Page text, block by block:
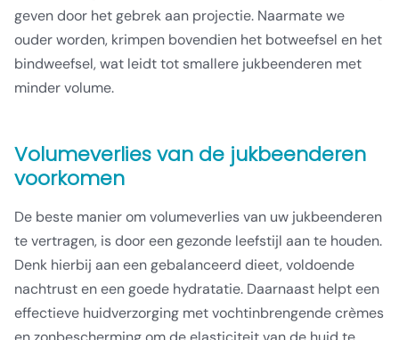
geven door het gebrek aan projectie. Naarmate we
ouder worden, krimpen bovendien het botweefsel en het
bindweefsel, wat leidt tot smallere jukbeenderen met
minder volume.
Volumeverlies van de jukbeenderen
voorkomen
De beste manier om volumeverlies van uw jukbeenderen
te vertragen, is door een gezonde leefstijl aan te houden.
Denk hierbij aan een gebalanceerd dieet, voldoende
nachtrust en een goede hydratatie. Daarnaast helpt een
effectieve huidverzorging met vochtinbrengende crèmes